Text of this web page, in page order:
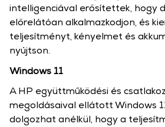
intelligenciával erősítettek, hogy
előrelátóan alkalmazkodjon, és
teljesítményt, kényelmet és
nyújtson.
Windows 11
A HP együttműködési és
megoldásaival ellátott Windows
dolgozhat anélkül, hogy a